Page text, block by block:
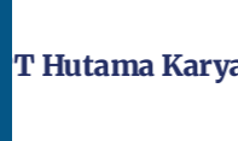
Karya